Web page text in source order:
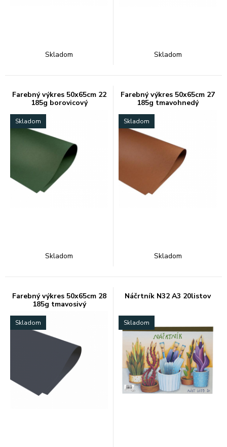
Skladom Skladom
Farebný výkres 50x65cm 22
185g borovicový
Skladom
Skladom
Farebný výkres 50x65cm 27
185g tmavohnedý
Skladom
Skladom
Farebný výkres 50x65cm 28
185g tmavosivý
Skladom
Náčrtník N32 A3 20listov
Skladom